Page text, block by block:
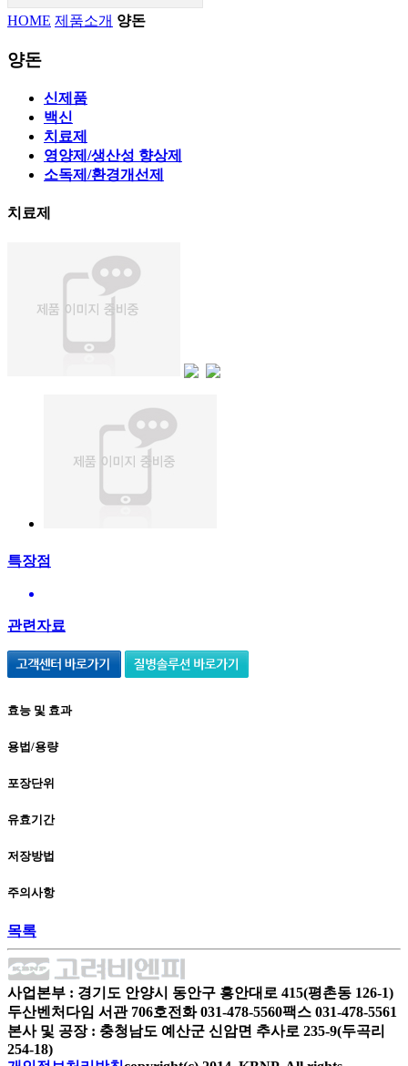
HOME 제품소개 양돈
양돈
신제품
백신
치료제
영양제/생산성 향상제
소독제/환경개선제
치료제
특장점
관련자료
효능 및 효과
용법/용량
포장단위
유효기간
저장방법
주의사항
목록
사업본부 : 경기도 안양시 동안구 흥안대로 415(평촌동 126-1)
두산벤처다임 서관 706호전화 031-478-5560팩스 031-478-5561
본사 및 공장 : 충청남도 예산군 신암면 추사로 235-9(두곡리
254-18)